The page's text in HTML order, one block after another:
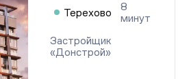
Терехово
8
минут
Застройщик
«Донстрой»